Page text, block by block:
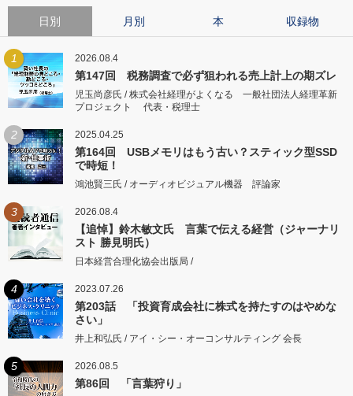
日別 月別 本 収録物
1 2026.08.4
第147回 税務調査で必ず狙われる売上計上の期ズレ
児玉尚彦氏 / 株式会社経理がよくなる 一般社団法人経理革新
プロジェクト 代表・税理士
2 2025.04.25
第164回 USBメモリはもう古い？スティック型SSD
で時短！
鴻池賢三氏 / オーディオビジュアル機器 評論家
3 2026.08.4
【追悼】鈴木敏文氏 言葉で伝える経営（ジャーナリ
スト 勝見明氏）
日本経営合理化協会出版局 /
4 2023.07.26
第203話 「投資育成会社に株式を持たすのはやめな
さい」
井上和弘氏 / アイ・シー・オーコンサルティング 会長
5 2026.08.5
第86回 「言葉狩り」